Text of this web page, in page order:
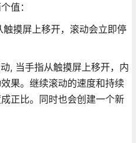
值：
摸屏上移开，滚动会立即停
, 当手指从触摸屏上移开，内
果。继续滚动的速度和持续
正比。同时也会创建一个新